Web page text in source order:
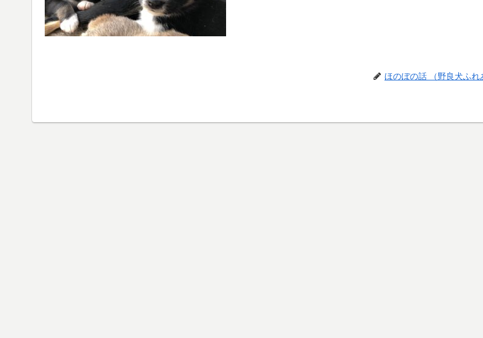
ほのぼの話 （野良犬ふれ